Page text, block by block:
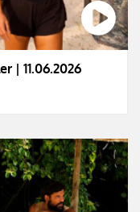
| 11.06.2026